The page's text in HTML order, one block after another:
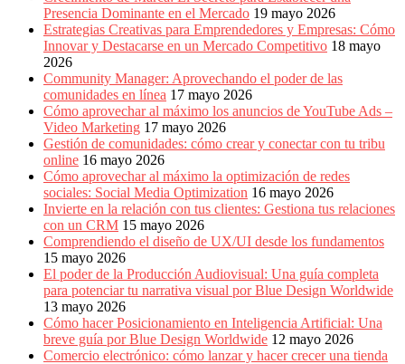
Presencia Dominante en el Mercado 19 mayo 2026
Estrategias Creativas para Emprendedores y Empresas: Cómo
Innovar y Destacarse en un Mercado Competitivo 18 mayo
2026
Community Manager: Aprovechando el poder de las
comunidades en línea 17 mayo 2026
Cómo aprovechar al máximo los anuncios de YouTube Ads –
Video Marketing 17 mayo 2026
Gestión de comunidades: cómo crear y conectar con tu tribu
online 16 mayo 2026
Cómo aprovechar al máximo la optimización de redes
sociales: Social Media Optimization 16 mayo 2026
Invierte en la relación con tus clientes: Gestiona tus relaciones
con un CRM 15 mayo 2026
Comprendiendo el diseño de UX/UI desde los fundamentos
15 mayo 2026
El poder de la Producción Audiovisual: Una guía completa
para potenciar tu narrativa visual por Blue Design Worldwide
13 mayo 2026
Cómo hacer Posicionamiento en Inteligencia Artificial: Una
breve guía por Blue Design Worldwide 12 mayo 2026
Comercio electrónico: cómo lanzar y hacer crecer una tienda